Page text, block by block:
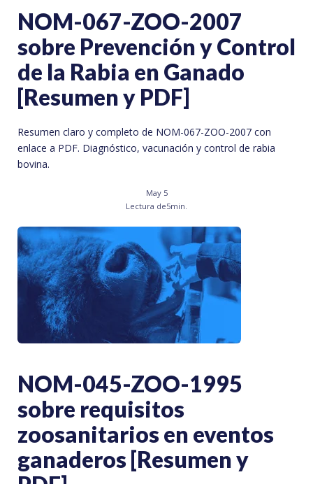
NOM-067-ZOO-2007
sobre Prevención y Control
de la Rabia en Ganado
[Resumen y PDF]
Resumen claro y completo de NOM-067-ZOO-2007 con
enlace a PDF. Diagnóstico, vacunación y control de rabia
bovina.
May 5
Lectura de5min.
NOM-045-ZOO-1995
sobre requisitos
zoosanitarios en eventos
ganaderos [Resumen y